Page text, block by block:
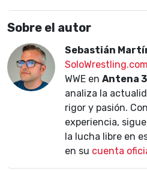
Sobre el autor
Sebastián
SoloWrestling.com
WWE en Antena 3
analiza la
rigor y pasión.
experiencia,
la lucha libre en
en su cuenta